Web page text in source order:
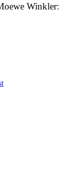
Winkler: